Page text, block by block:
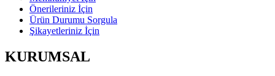
Önerileriniz İçin
Ürün Durumu Sorgula
Şikayetleriniz İçin
KURUMSAL